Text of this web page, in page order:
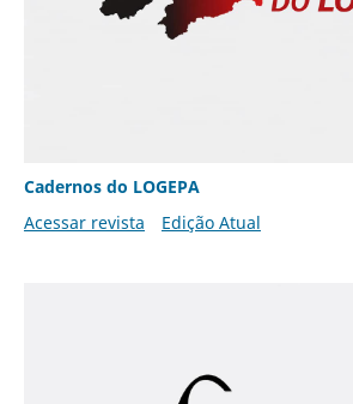
Cadernos do LOGEPA
Acessar revista
Edição Atual